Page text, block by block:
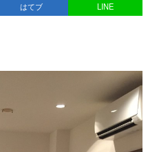
はてブ LINE